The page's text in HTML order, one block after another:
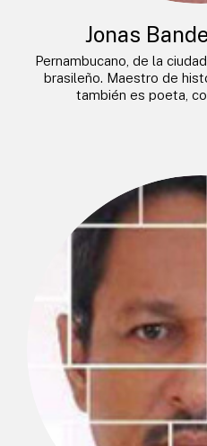
Jonas
Pernambucano, de la
brasileño. Maestro de
también es poeta,